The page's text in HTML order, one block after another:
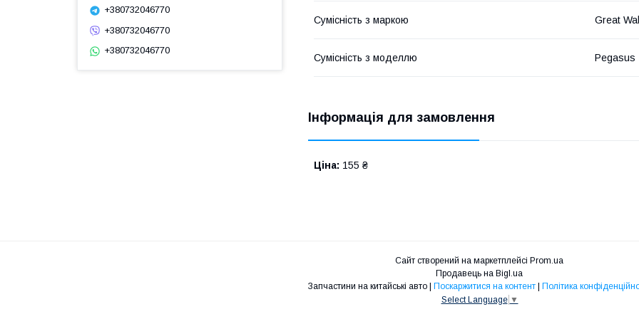
Сумісність з маркою Great Wall
Сумісність з моделлю Pegasus
Інформація для замовлення
Ціна: 155 ₴
+380732046770
+380732046770
+380732046770
Сайт створений на маркетплейсі Prom.ua
Продавець на Bigl.ua
Запчастини на китайські авто | Поскаржитися на контент | Політика
Select Language ▼